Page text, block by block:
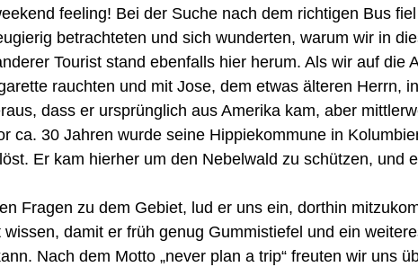
feeling! Bei der Suche nach dem richtigen Bus
betrachteten und sich wunderten, warum wir in
Tourist stand ebenfalls hier herum. Als wir auf die
rauchten und mit Jose, dem etwas älteren Herrn,
dass er ursprünglich aus Amerika kam, aber
ca. 30 Jahren wurde seine Hippiekommune in
Er kam hierher um den Nebelwald zu schützen, und
Fragen zu dem Gebiet, lud er uns ein, dorthin
damit er früh genug Gummistiefel und ein
Nach dem Motto „never plan a trip“ freuten wir uns